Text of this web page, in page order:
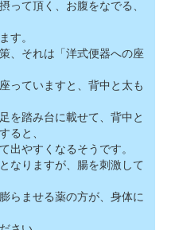
って頂く、お腹をなでる、
す。
、それは「洋式便器への座
っていますと、背中と太も
を踏み台に載せて、背中と
ると、
出やすくなるそうです。
なりますが、腸を刺激して
らませる薬の方が、身体に